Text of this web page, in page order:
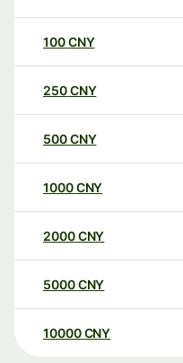
100CNY
250CNY
500CNY
1000CNY
2000CNY
5000CNY
10000 CNY